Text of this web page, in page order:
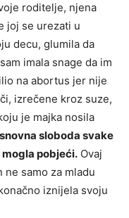
roditelje, njena
joj se urezati u
decu, glumila da
imala snage da im
na abortus jer nije
izrečene kroz suze,
je majka nosila
sloboda svake
mogla pobjeći. Ovaj
samo za mladu
iznijela svoju